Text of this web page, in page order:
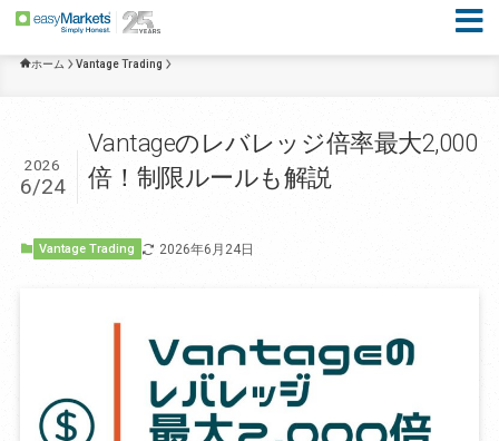
ホーム Vantage Trading
Vantageのレバレッジ倍率最大2,000
倍！制限ルールも解説
2026
6/24
Vantage Trading 2026年6月24日